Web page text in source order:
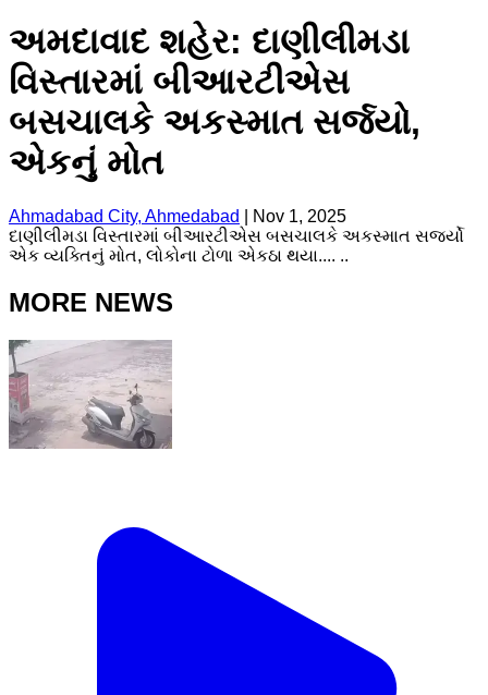
અમદાવાદ શહેર: દાણીલીમડા
વિસ્તારમાં બીઆરટીએસ
બસચાલકે અકસ્માત સર્જયો,
એકનું મોત
Ahmadabad City, Ahmedabad
Nov 1, 2025
દાણીલીમડા વિસ્તારમાં બીઆરટીએસ બસચાલકે અકસ્માત સર્જ્યો
એક વ્યક્તિનું મોત, લોકોના ટોળા એકઠા થયા.... ..
MORE NEWS